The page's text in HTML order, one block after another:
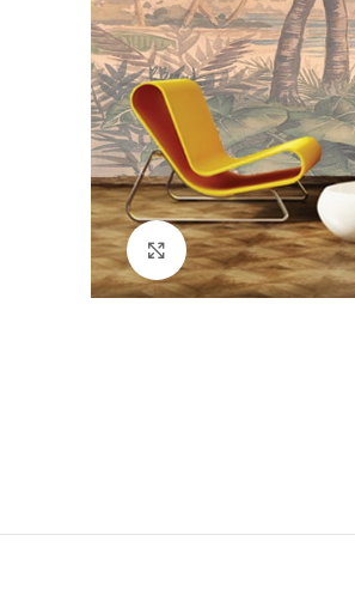
Büyütmek için tıklayın